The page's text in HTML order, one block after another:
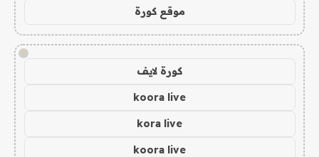
موقع كورة
!
كورة لايف
koora live
kora live
koora live